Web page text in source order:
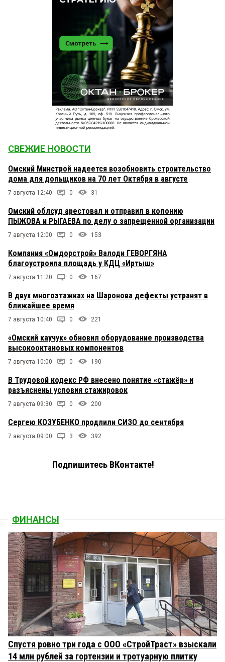
СВЕЖИЕ НОВОСТИ
Омский Минстрой надеется возобновить строительство
дома для дольщиков на 70 лет Октября в августе
7 августа 12:40 0 31
Омский облсуд арестовал и отправил в колонию
ПЫЖОВА и РЫГАЕВА по делу о запрещенной организации
7 августа 12:00 0 153
Компания «Омдорстрой» Валоди ГЕВОРГЯНА
благоустроила площадь у КДЦ «Иртыш»
7 августа 11:20 0 167
В двух многоэтажках на Шаронова дефекты устранят в
ближайшее время
7 августа 10:40 0 221
«Омский каучук» обновил оборудование производства
высокооктановых компонентов
7 августа 10:00 0 190
В Трудовой кодекс РФ внесено понятие «стажёр» и
разъяснены условия стажировок
7 августа 09:30 0 200
Сергею КОЗУБЕНКО продлили СИЗО до сентября
7 августа 09:00 3 392
Подпишитесь ВКонтакте!
ФИНАНСЫ
Спустя ровно три года с ООО «СтройТраст» взыскали
14 млн рублей за гортензии и тротуарную плитку